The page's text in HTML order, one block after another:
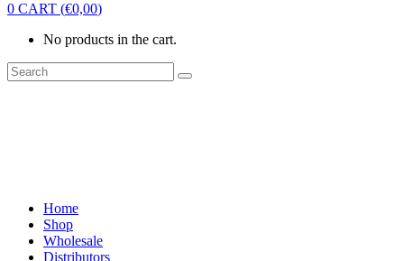
0 CART (€0,00)
No products in the cart.
Home
Shop
Wholesale
Distributors